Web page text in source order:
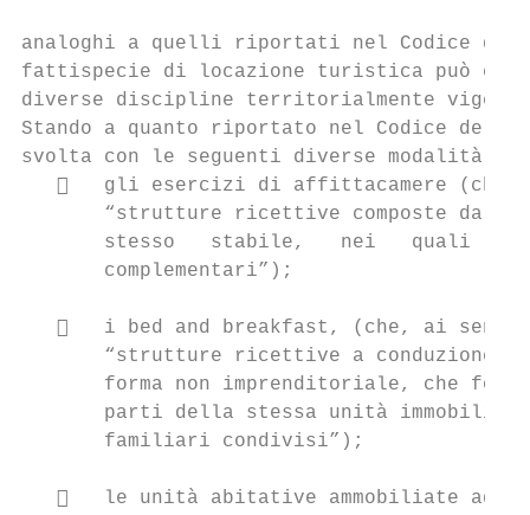
analoghi a quelli riportati nel Codice del
fattispecie di locazione turistica può
diverse discipline territorialmente
Stando a quanto riportato nel Codice
svolta con le seguenti diverse modalità:
   gli esercizi di affittacamere
“strutture ricettive composte da
stesso   stabile,   nei   quali
       complementari”);
   i bed and breakfast, (che, ai
“strutture ricettive a conduzione
forma non imprenditoriale, che
parti della stessa unità
       familiari condivisi”);
   le unità abitative ammobiliate ad